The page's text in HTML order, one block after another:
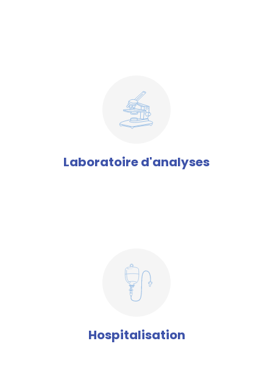
Laboratoire d'analyses
Hospitalisation